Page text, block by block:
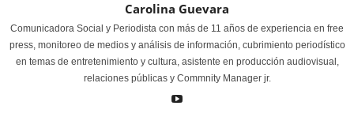
Carolina Guevara
Comunicadora Social y Periodista con más de 11 años de experiencia en free
press, monitoreo de medios y análisis de información, cubrimiento periodístico
en temas de entretenimiento y cultura, asistente en producción audiovisual,
relaciones públicas y Commnity Manager jr.